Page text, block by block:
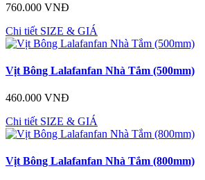
760.000 VNĐ
Chi tiết SIZE & GIÁ
Vịt Bông Lalafanfan Nhà Tắm (500mm)
460.000 VNĐ
Chi tiết SIZE & GIÁ
Vịt Bông Lalafanfan Nhà Tắm (800mm)